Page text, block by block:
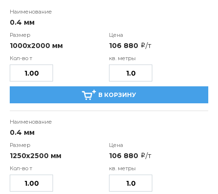
0.4 мм
1000х2000 мм 106 880 i/т
В КОРЗИНУ
0.4 мм
1250х2500 мм 106 880 i/т